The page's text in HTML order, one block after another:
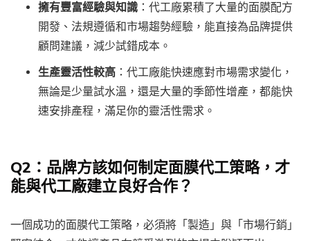
擁有豐富經驗與知識 ：代工廠累積了大量的面膜配方
開發、法規遵循和市場趨勢經驗，能直接為品牌提供
顧問建議，減少試錯成本。
生產靈活性較高 ：代工廠能快速應對市場需求變化，
無論是少量試水溫，還是大量的季節性增產，都能快
速安排產程，滿足你的靈活性需求。
Q2：品牌方該如何制定面膜代工策略，才
能與代工廠建立良好合作？
一個成功的面膜代工策略，必須將「製造」與「市場行銷」